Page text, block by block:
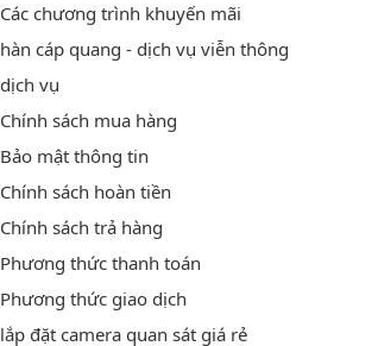
Các chương trình khuyến mãi
hàn cáp quang - dịch vụ viễn thông
dịch vụ
Chính sách mua hàng
Bảo mật thông tin
Chính sách hoàn tiền
Chính sách trả hàng
Phương thức thanh toán
Phương thức giao dịch
lắp đặt camera quan sát giá rẻ